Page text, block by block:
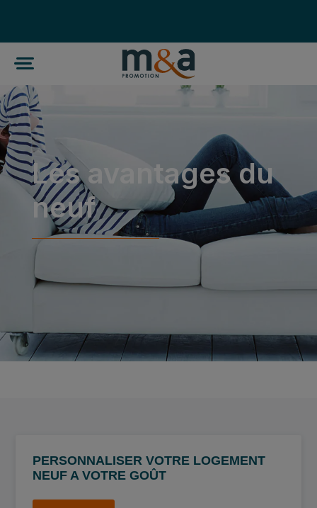
Les avantages du
neuf
PERSONNALISER VOTRE LOGEMENT
NEUF A VOTRE GOÛT